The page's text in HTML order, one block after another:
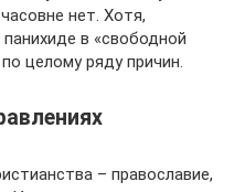
нет. Хотя,
в «свободной
целому ряду причин.
– православие,